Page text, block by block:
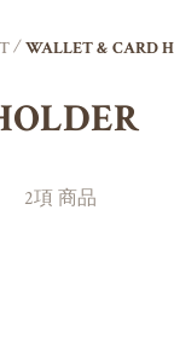
/WALLET & CARD
2項 商品